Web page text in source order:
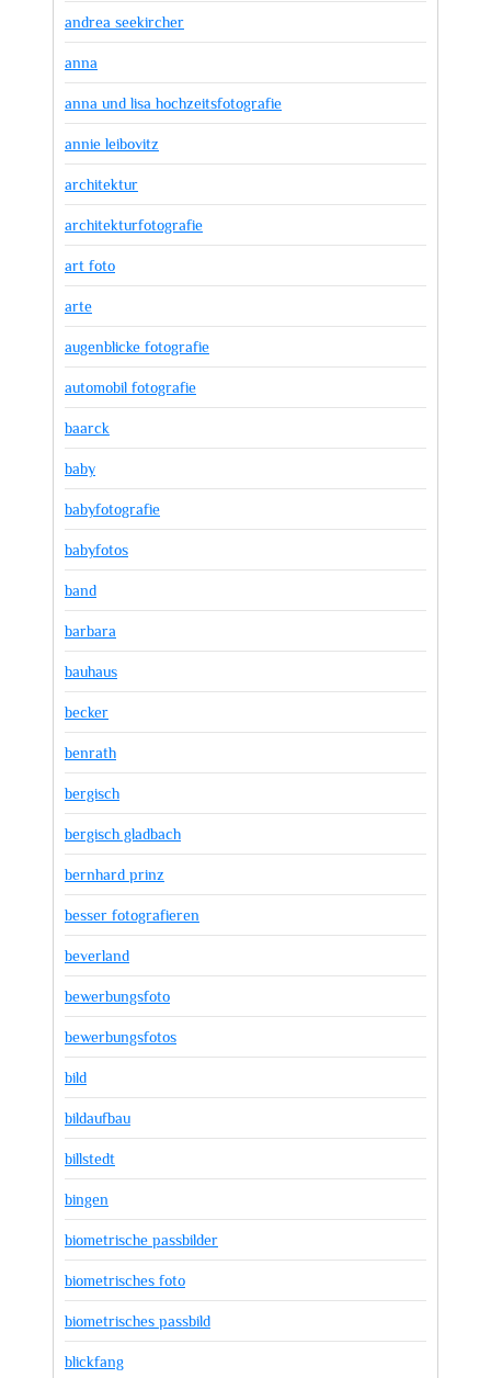
andrea seekircher
anna
anna und lisa hochzeitsfotografie
annie leibovitz
architektur
architekturfotografie
art foto
arte
augenblicke fotografie
automobil fotografie
baarck
baby
babyfotografie
babyfotos
band
barbara
bauhaus
becker
benrath
bergisch
bergisch gladbach
bernhard prinz
besser fotografieren
beverland
bewerbungsfoto
bewerbungsfotos
bild
bildaufbau
billstedt
bingen
biometrische passbilder
biometrisches foto
biometrisches passbild
blickfang